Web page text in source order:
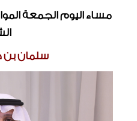
سلمان بن